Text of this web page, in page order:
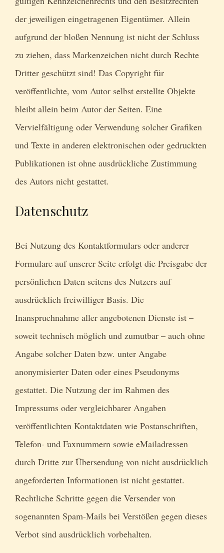
der jeweiligen eingetragenen Eigentümer. Allein
aufgrund der bloßen Nennung ist nicht der Schluss
zu ziehen, dass Markenzeichen nicht durch Rechte
Dritter geschützt sind! Das Copyright für
veröffentlichte, vom Autor selbst erstellte Objekte
bleibt allein beim Autor der Seiten. Eine
Vervielfältigung oder Verwendung solcher Grafiken
und Texte in anderen elektronischen oder gedruckten
Publikationen ist ohne ausdrückliche Zustimmung
des Autors nicht gestattet.
Datenschutz
Bei Nutzung des Kontaktformulars oder anderer
Formulare auf unserer Seite erfolgt die Preisgabe der
persönlichen Daten seitens des Nutzers auf
ausdrücklich freiwilliger Basis. Die
Inanspruchnahme aller angebotenen Dienste ist –
soweit technisch möglich und zumutbar – auch ohne
Angabe solcher Daten bzw. unter Angabe
anonymisierter Daten oder eines Pseudonyms
gestattet. Die Nutzung der im Rahmen des
Impressums oder vergleichbarer Angaben
veröffentlichten Kontaktdaten wie Postanschriften,
Telefon- und Faxnummern sowie eMailadressen
durch Dritte zur Übersendung von nicht ausdrücklich
angeforderten Informationen ist nicht gestattet.
Rechtliche Schritte gegen die Versender von
sogenannten Spam-Mails bei Verstößen gegen dieses
Verbot sind ausdrücklich vorbehalten.